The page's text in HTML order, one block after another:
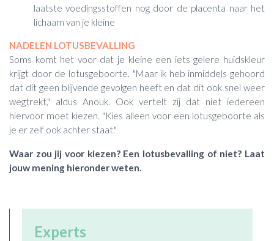
laatste voedingsstoffen nog door de placenta naar het
lichaam van je kleine
NADELEN LOTUSBEVALLING
Soms komt het voor dat je kleine een iets gelere huidskleur
krijgt door de lotusgeboorte. "Maar ik heb inmiddels gehoord
dat dit geen blijvende gevolgen heeft en dat dit ook snel weer
wegtrekt," aldus Anouk. Ook vertelt zij dat niet iedereen
hiervoor moet kiezen. "Kies alleen voor een lotusgeboorte als
je er zelf ook achter staat."
Waar zou jij voor kiezen? Een lotusbevalling of niet? Laat
jouw mening hieronder weten.
Experts